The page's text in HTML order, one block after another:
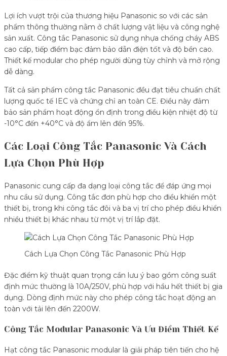
Lợi ích vượt trội của thương hiệu Panasonic so với các sản
phẩm thông thường nằm ở chất lượng vật liệu và công nghệ
sản xuất. Công tắc Panasonic sử dụng nhựa chống cháy ABS
cao cấp, tiếp điểm bạc đảm bảo dẫn điện tốt và độ bền cao.
Thiết kế modular cho phép người dùng tùy chỉnh và mở rộng
dễ dàng.
Tất cả sản phẩm công tắc Panasonic đều đạt tiêu chuẩn chất
lượng quốc tế IEC và chứng chỉ an toàn CE. Điều này đảm
bảo sản phẩm hoạt động ổn định trong điều kiện nhiệt độ từ
-10°C đến +40°C và độ ẩm lên đến 95%.
Các Loại Công Tắc Panasonic Và Cách
Lựa Chọn Phù Hợp
Panasonic cung cấp đa dạng loại công tắc để đáp ứng mọi
nhu cầu sử dụng. Công tắc đơn phù hợp cho điều khiển một
thiết bị, trong khi công tắc đôi và ba vị trí cho phép điều khiển
nhiều thiết bị khác nhau từ một vị trí lắp đặt.
Cách Lựa Chọn Công Tắc Panasonic Phù Hợp
Đặc điểm kỹ thuật quan trọng cần lưu ý bao gồm công suất
định mức thường là 10A/250V, phù hợp với hầu hết thiết bị gia
dụng. Dòng định mức này cho phép công tắc hoạt động an
toàn với tải lên đến 2200W.
Công Tắc Modular Panasonic Và Ưu Điểm Thiết Kế
Hạt công tắc Panasonic modular là giải pháp tiên tiến cho hệ